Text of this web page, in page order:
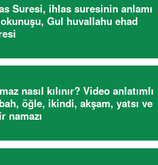
Suresi, ihlas suresinin anlamı
Gul huvallahu ehad
nasıl kılınır? Video anlatımlı
öğle, ikindi, akşam, yatsı ve
namazı